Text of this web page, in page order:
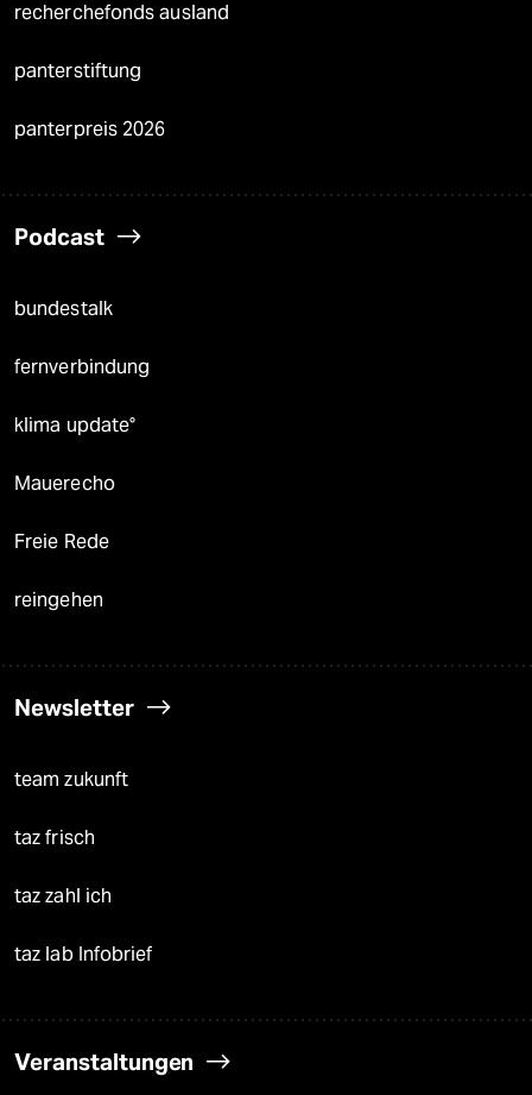
recherchefonds ausland
panterstiftung
panterpreis 2026
Podcast
bundestalk
fernverbindung
klima update°
Mauerecho
Freie Rede
reingehen
Newsletter
team zukunft
taz frisch
taz zahl ich
taz lab Infobrief
Veranstaltungen